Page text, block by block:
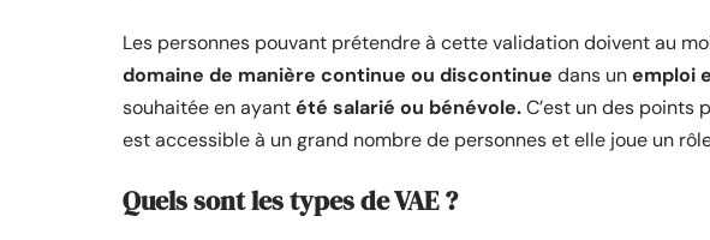
Les personnes pouvant prétendre à cette validation doivent au
domaine de manière continue ou discontinue dans unemploi
souhaitée en ayantété salarié ou bénévole.C’est un des points
est accessible à un grand nombre de personnes et elle joue un
Quels sont les types de VAE ?